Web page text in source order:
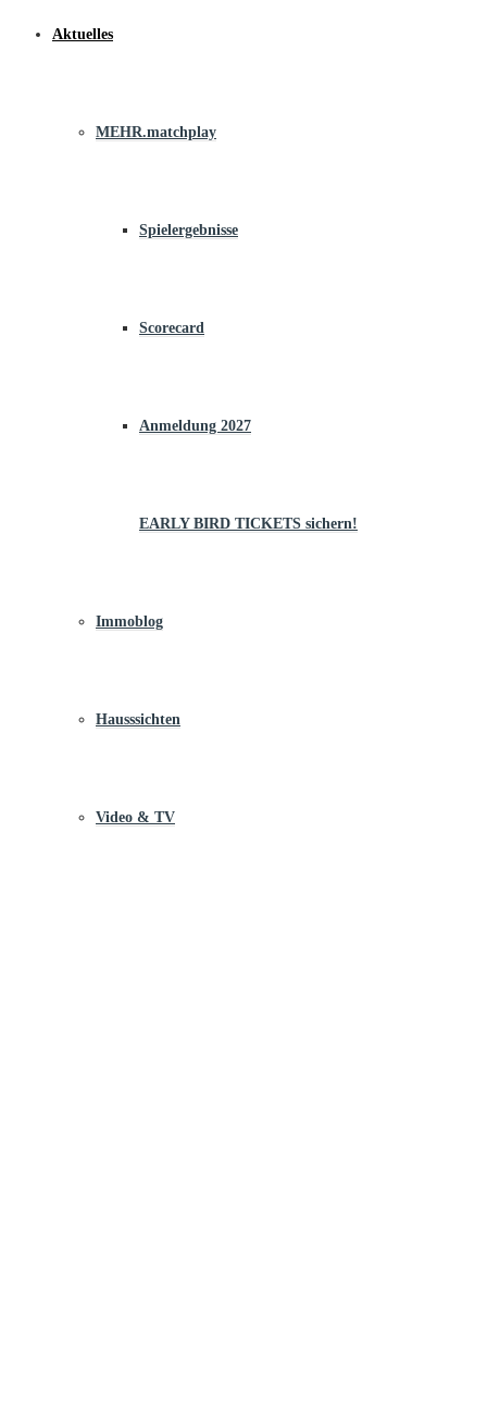
Aktuelles
MEHR.matchplay
Spielergebnisse
Scorecard
Anmeldung 2027
EARLY BIRD TICKETS sichern!
Immoblog
Hausssichten
Video & TV